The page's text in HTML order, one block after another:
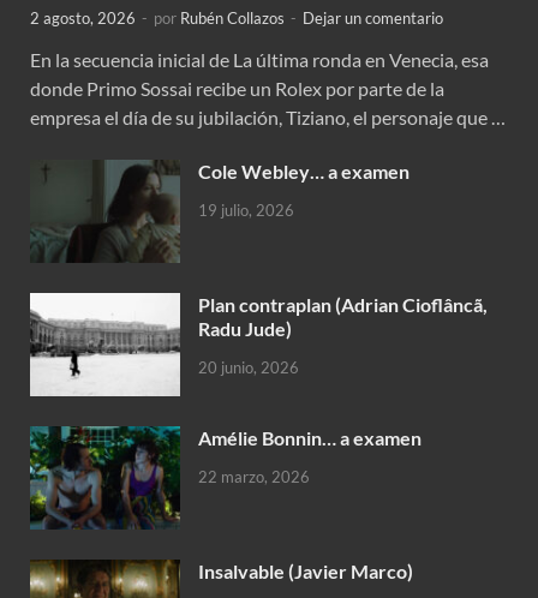
2 agosto, 2026 - por Rubén Collazos - Dejar un comentario
En la secuencia inicial de La última ronda en Venecia, esa
donde Primo Sossai recibe un Rolex por parte de la
empresa el día de su jubilación, Tiziano, el personaje que …
Cole Webley… a examen
19 julio, 2026
Plan contraplan (Adrian Cioflâncã,
Radu Jude)
20 junio, 2026
Amélie Bonnin… a examen
22 marzo, 2026
Insalvable (Javier Marco)